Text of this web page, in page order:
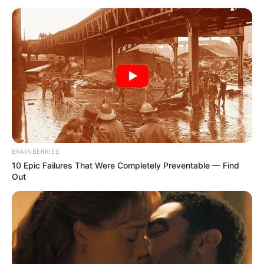
évek fáradságos munkájával a sajtó és a különböző
rosszakarók az emberek elé tártak, az a Mészáros
Lőrinc a valóságban nem létezik. Annak a Mészáros
Lőrincnek egyszerűen nincs köze ahhoz az élő
emberhez, aki a férjem, akinek az érzelmi
intelligenciáját tanítani kéne, aki borzasztóan
higgadt és bölcs, és akit szeretnek és tisztelnek a
vele dolgozók.”
A magánéletükbe is bepillantást engedett, amikor a
otthoni szerepekről.
BRAINBERRIES
10 Epic Failures That Were Completely Preventable — Find
Out